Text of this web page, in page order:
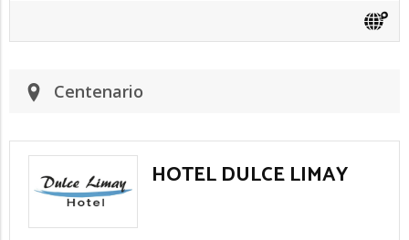
Centenario
HOTEL DULCE LIMAY